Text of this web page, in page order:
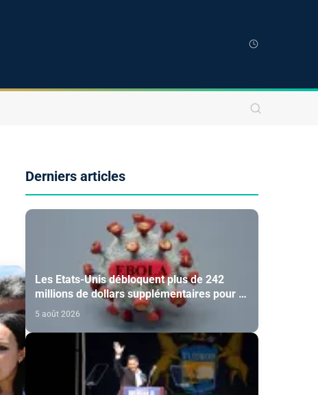
Derniers articles
Les Etats-Unis débloquent plus de 242
millions de dollars supplémentaires pour la
lutte contre Ebola
5 août 2026